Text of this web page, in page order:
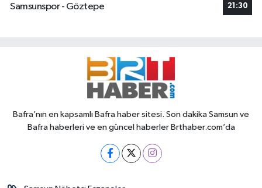
Samsunspor - Göztepe
21:30
Bafra’nın en kapsamlı Bafra haber sitesi. Son dakika Samsun ve
Bafra haberleri ve en güncel haberler Brthaber.com’da